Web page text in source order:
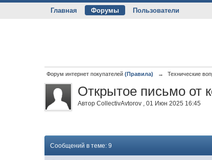
Главная Форумы Пользователи
Форум интернет покупателей (Правила) → Технические
Открытое письмо от
АвторCollectivAvtorov ,01 Июн 2025 16:45
Сообщений в теме: 9